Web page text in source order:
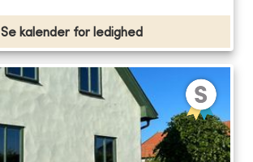
Se kalender for ledighed